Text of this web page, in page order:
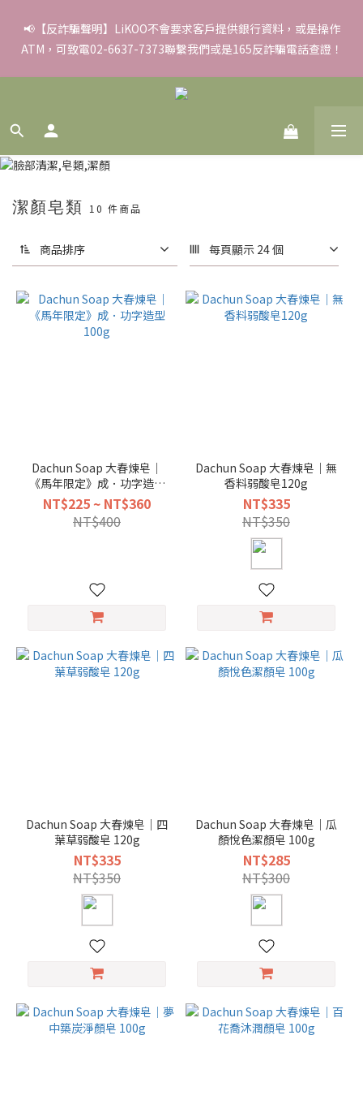
✨滿額好禮 ➊滿９９９贈▸彈力保濕面膜/盒 ➋滿１８８８贈▸蒸氣
熱敷眼罩/盒 ❸滿３３８８贈▸積雪草柔敏舒緩水凝霜EX/瓶
📢【反詐騙聲明】LiKOO不會要求客戶提供銀行資料，或是操作
ATM，可致電02-6637-7373聯繫我們或是165反詐騙電話查證！
✨滿額好禮 ➊滿９９９贈▸彈力保濕面膜/盒 ➋滿１８８８贈▸蒸氣
熱敷眼罩/盒 ❸滿３３８８贈▸積雪草柔敏舒緩水凝霜EX/瓶
潔顏皂類 10 件商品
商品排序 每頁顯示 24 個
Dachun Soap 大春煉皂｜
《馬年限定》成．功字造型
100g
NT$225 ~ NT$360
NT$400
Dachun Soap 大春煉皂｜無
香料弱酸皂120g
NT$335
NT$350
Dachun Soap 大春煉皂｜四
葉草弱酸皂 120g
NT$335
NT$350
Dachun Soap 大春煉皂｜瓜
顏悅色潔顏皂 100g
NT$285
NT$300